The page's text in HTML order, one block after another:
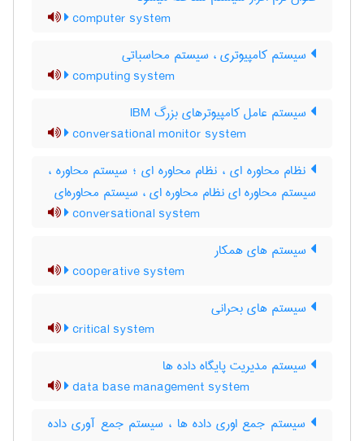
computer system
سیستم کامپیوتری ، سیستم محاسباتی
computing system
سیستم عامل کامپیوترهای بزرگ IBM
conversational monitor system
نظام محاوره ای ، نظام محاوره ای ؛ سیستم محاوره ،
سیستم محاوره ای نظام محاوره ای ، سیستم محاوره‌ای
conversational system
سیستم های همکار
cooperative system
سیستم های بحرانی
critical system
سیستم مدیریت پایگاه داده ها
data base management system
سیستم جمع اوری داده ها ، سیستم جمع آوری داده